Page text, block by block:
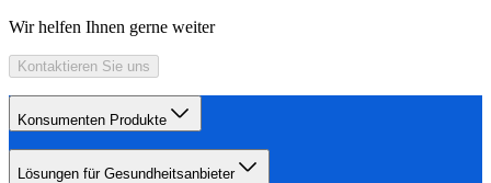
Wir helfen Ihnen gerne weiter
Kontaktieren Sie uns
Konsumenten Produkte
Lösungen für Gesundheitsanbieter